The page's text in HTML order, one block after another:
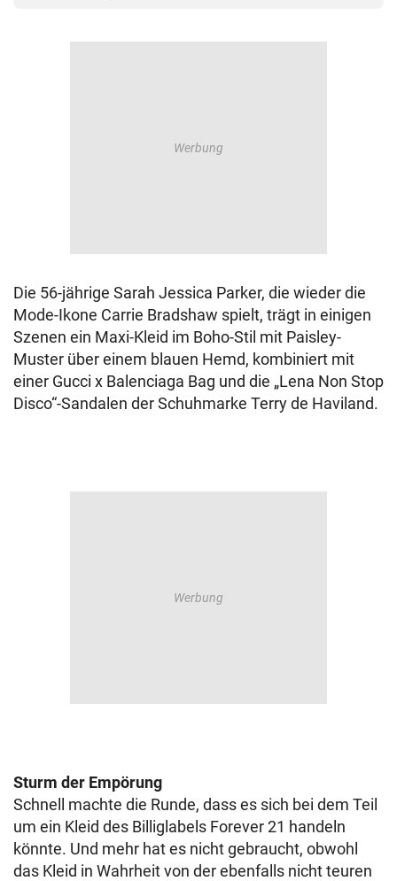
Die 56-jährige Sarah Jessica Parker, die wieder die
Mode-Ikone Carrie Bradshaw spielt, trägt in einigen
Szenen ein Maxi-Kleid im Boho-Stil mit Paisley-
Muster über einem blauen Hemd, kombiniert mit
einer Gucci x Balenciaga Bag und die „Lena Non Stop
Disco“-Sandalen der Schuhmarke Terry de Haviland.
Sturm der Empörung
Schnell machte die Runde, dass es sich bei dem Teil
um ein Kleid des Billiglabels Forever 21 handeln
könnte. Und mehr hat es nicht gebraucht, obwohl
das Kleid in Wahrheit von der ebenfalls nicht teuren